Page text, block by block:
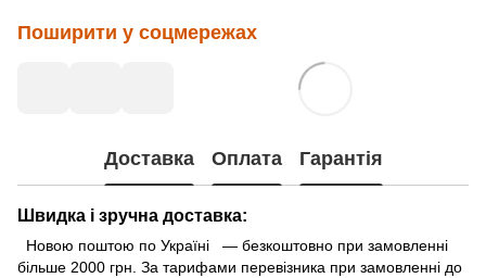
Поширити у соцмережах
Доставка Оплата Гарантія
Швидка і зручна доставка:
Новою поштою по Україні — безкоштовно при замовленні
більше 2000 грн. За тарифами перевізника при замовленні до